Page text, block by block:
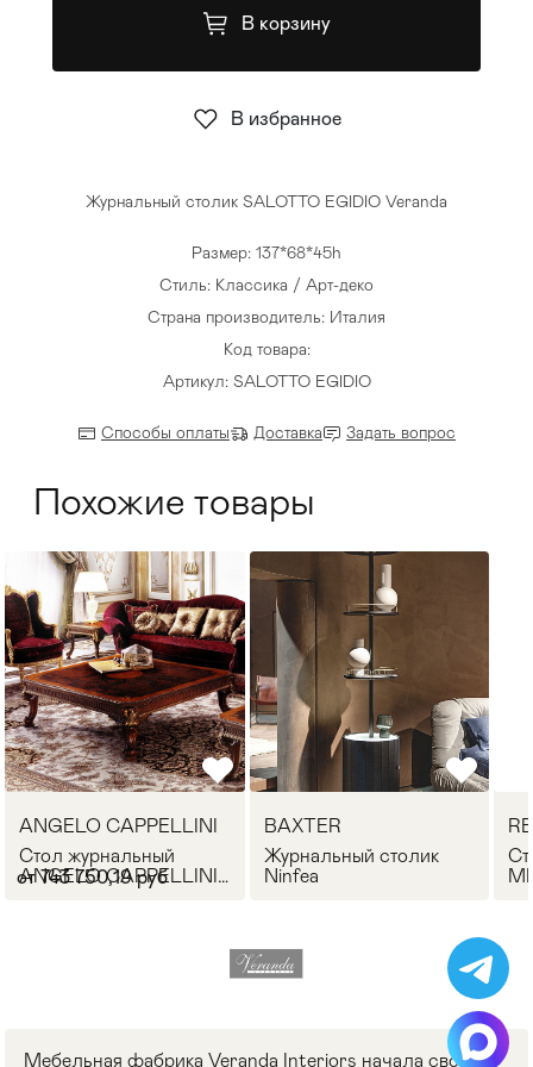
Журнальный столик SALOTTO EGIDIO Veranda
Размер: 137*68*45h
Стиль: Классика / Арт-деко
Страна производитель: Италия
Код товара:
Артикул: SALOTTO EGIDIO
Способы оплаты Доставка Задать вопрос
В корзину
В избранное
Похожие товары
ANGELO CAPPELLINI
Стол журнальный
ANGELO CAPPELLINI
от 743 750,19 руб
BAXTER
Журнальный столик
Ninfea
Мебельная фабрика Veranda Interiors начала свою